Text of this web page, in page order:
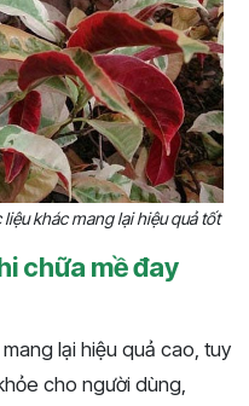
khác mang lại hiệu quả tốt
chữa mề đay
lại hiệu quả cao, tuy
cho người dùng,